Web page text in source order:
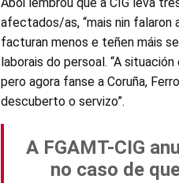
afectados/as, “mais nin falaron
facturan menos e teñen máis
laborais do persoal. “A
pero agora fanse a Coruña,
descuberto o servizo”.
A FGAMT-CIG
no caso de